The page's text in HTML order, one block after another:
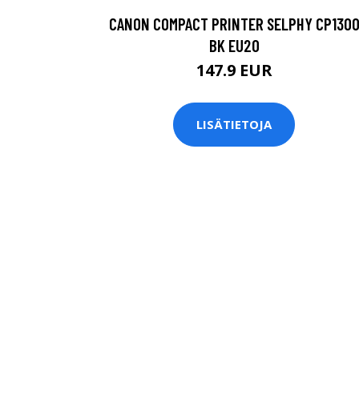
CANON COMPACT PRINTER SELPHY CP1300
BK EU20
147.9 EUR
LISÄTIETOJA